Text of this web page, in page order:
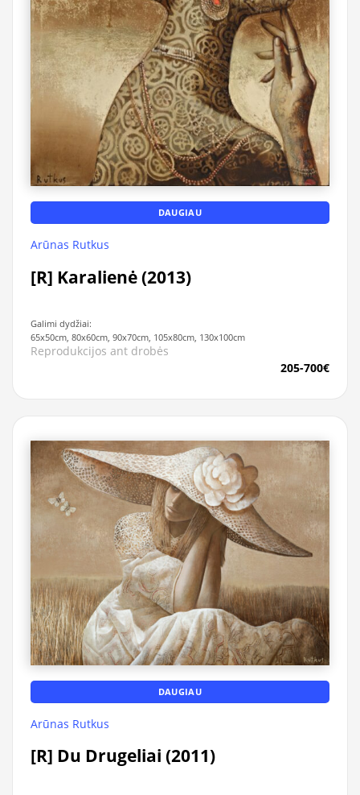
DAUGIAU
Arūnas Rutkus
[R] Karalienė (2013)
Galimi dydžiai:
65x50cm, 80x60cm, 90x70cm, 105x80cm, 130x100cm
Reprodukcijos ant drobės
205-700€
DAUGIAU
Arūnas Rutkus
[R] Du Drugeliai (2011)